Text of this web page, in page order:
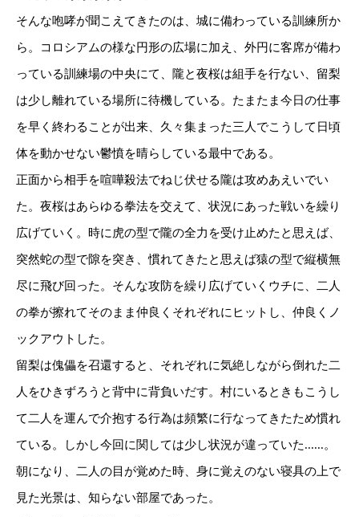
そんな咆哮が聞こえてきたのは、城に備わっている訓練所か
ら。コロシアムの様な円形の広場に加え、外円に客席が備わ
っている訓練場の中央にて、隴と夜桜は組手を行ない、留梨
は少し離れている場所に待機している。たまたま今日の仕事
を早く終わることが出来、久々集まった三人でこうして日頃
体を動かせない鬱憤を晴らしている最中である。
正面から相手を喧嘩殺法でねじ伏せる隴は攻めあえいでい
た。夜桜はあらゆる拳法を交えて、状況にあった戦いを繰り
広げていく。時に虎の型で隴の全力を受け止めたと思えば、
突然蛇の型で隙を突き、慣れてきたと思えば猿の型で縦横無
尽に飛び回った。そんな攻防を繰り広げていくウチに、二人
の拳が擦れてそのまま仲良くそれぞれにヒットし、仲良くノ
ックアウトした。
留梨は傀儡を召還すると、それぞれに気絶しながら倒れた二
人をひきずろうと背中に背負いだす。村にいるときもこうし
て二人を運んで介抱する行為は頻繁に行なってきたため慣れ
ている。しかし今回に関しては少し状況が違っていた......。
朝になり、二人の目が覚めた時、身に覚えのない寝具の上で
見た光景は、知らない部屋であった。